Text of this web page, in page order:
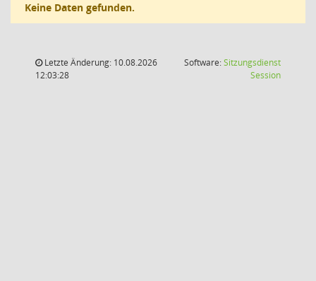
Keine Daten gefunden.
Letzte Änderung: 10.08.2026
12:03:28
Software:Sitzungsdienst
Session(Wird in